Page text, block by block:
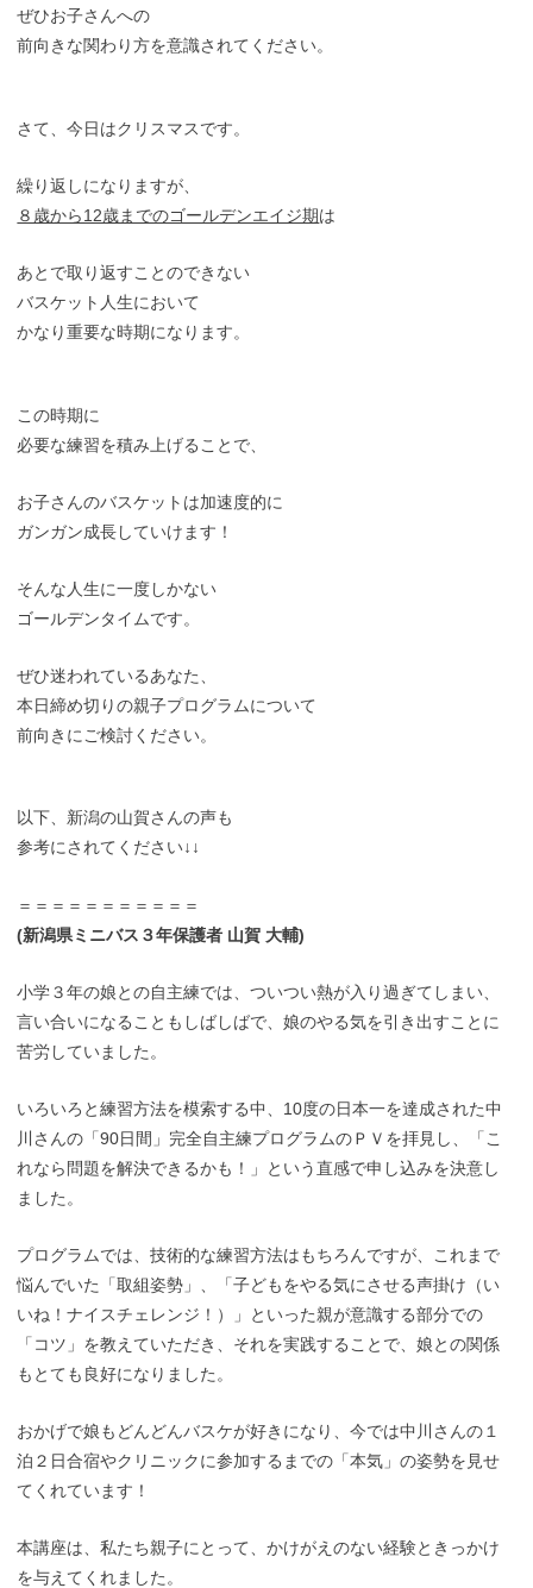
ぜひお子さんへの
前向きな関わり方を意識されてください。
さて、今日はクリスマスです。
繰り返しになりますが、
８歳から12歳までのゴールデンエイジ期は
あとで取り返すことのできない
バスケット人生において
かなり重要な時期になります。
この時期に
必要な練習を積み上げることで、
お子さんのバスケットは加速度的に
ガンガン成長していけます！
そんな人生に一度しかない
ゴールデンタイムです。
ぜひ迷われているあなた、
本日締め切りの親子プログラムについて
前向きにご検討ください。
以下、新潟の山賀さんの声も
参考にされてください↓↓
＝＝＝＝＝＝＝＝＝＝＝
(新潟県ミニバス３年保護者 山賀 大輔)
小学３年の娘との自主練では、ついつい熱が入り過ぎてしまい、
言い合いになることもしばしばで、娘のやる気を引き出すことに
苦労していました。
いろいろと練習方法を模索する中、10度の日本一を達成された中
川さんの「90日間」完全自主練プログラムのＰＶを拝見し、「こ
れなら問題を解決できるかも！」という直感で申し込みを決意し
ました。
プログラムでは、技術的な練習方法はもちろんですが、これまで
悩んでいた「取組姿勢」、「子どもをやる気にさせる声掛け（い
いね！ナイスチェレンジ！）」といった親が意識する部分での
「コツ」を教えていただき、それを実践することで、娘との関係
もとても良好になりました。
おかげで娘もどんどんバスケが好きになり、今では中川さんの１
泊２日合宿やクリニックに参加するまでの「本気」の姿勢を見せ
てくれています！
本講座は、私たち親子にとって、かけがえのない経験ときっかけ
を与えてくれました。